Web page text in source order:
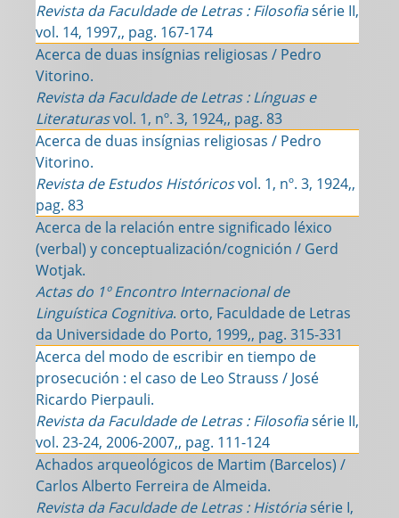
Revista da Faculdade de Letras : Filosofiasérie II,
vol. 14, 1997,, pag. 167-174
Acerca de duas insígnias religiosas / Pedro
Vitorino.
Revista da Faculdade de Letras : Línguas e
Literaturasvol. 1, nº. 3, 1924,, pag. 83
Acerca de duas insígnias religiosas / Pedro
Vitorino.
Revista de Estudos Históricosvol. 1, nº. 3, 1924,,
pag. 83
Acerca de la relación entre significado léxico
(verbal) y conceptualización/cognición / Gerd
Wotjak.
Actas do 1º Encontro Internacional de
Linguística Cognitiva. orto, Faculdade de Letras
da Universidade do Porto, 1999,, pag. 315-331
Acerca del modo de escribir en tiempo de
prosecución : el caso de Leo Strauss / José
Ricardo Pierpauli.
Revista da Faculdade de Letras : Filosofiasérie II,
vol. 23-24, 2006-2007,, pag. 111-124
Achados arqueológicos de Martim (Barcelos) /
Carlos Alberto Ferreira de Almeida.
Revista da Faculdade de Letras : Históriasérie I,